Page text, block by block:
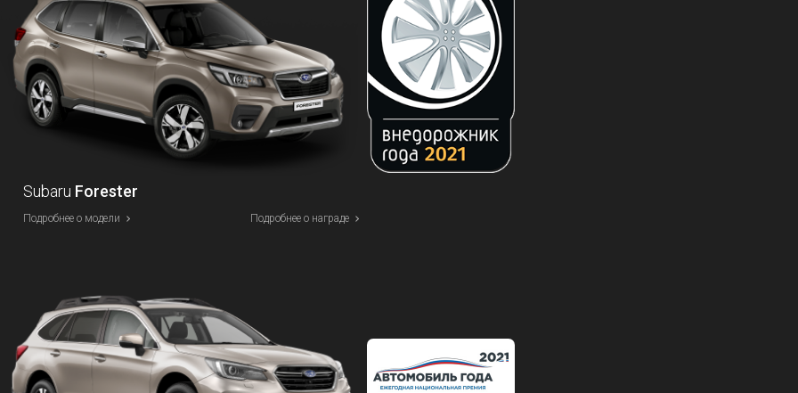
Subaru Forester
Подробнее о модели Подробнее о награде